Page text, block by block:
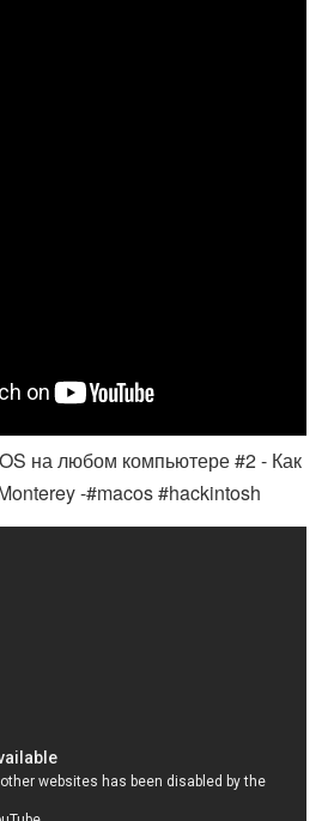
на любом компьютере #2 - Как
-#macos #hackintosh